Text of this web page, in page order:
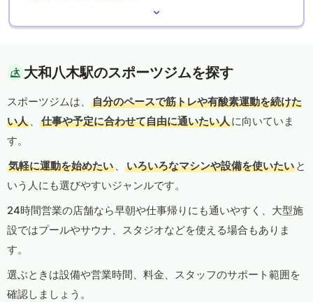
大和八木駅のスポーツジムを探す
スポーツジムは、
自分のペースで筋トレや有酸素運動を続けた
い人 、 仕事や予定に合わせて自由に通いたい人に向いていま
す。
気軽に運動を始めたい 、 いろいろなマシンや設備を使いたい と
いう人にも選びやすいジャンルです。
24時間営業の店舗なら早朝や仕事帰りにも通いやすく、大型施
設ではプールやサウナ、スタジオなどを使える場合もありま
す。
選ぶときは設備や営業時間、料金、スタッフのサポート範囲を
確認しましょう。